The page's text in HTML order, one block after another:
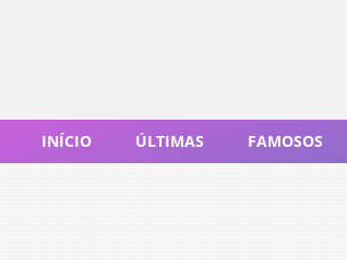
INÍCIO ÚLTIMAS FAMOSOS